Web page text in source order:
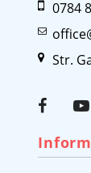
0784
Str.